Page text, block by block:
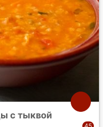
с тыквой